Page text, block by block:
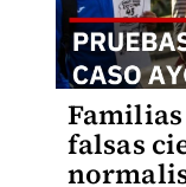
falsas